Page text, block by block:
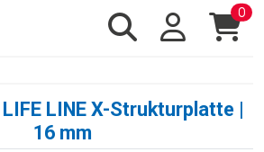
0
LINE X-Strukturplatte |
16 mm